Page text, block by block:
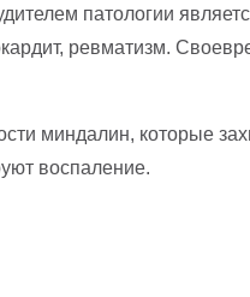
патологии
ревматизм.
миндалин, которые
воспаление.